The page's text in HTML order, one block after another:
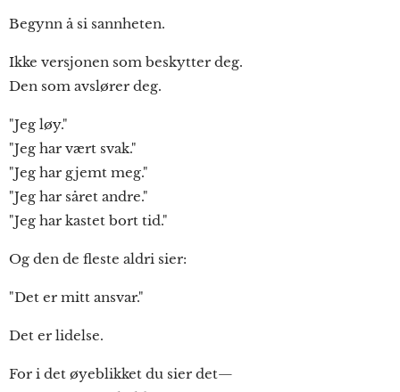
Begynn å si sannheten.
Ikke versjonen som beskytter deg.
Den som avslører deg.
"Jeg løy."
"Jeg har vært svak."
"Jeg har gjemt meg."
"Jeg har såret andre."
"Jeg har kastet bort tid."
Og den de fleste aldri sier:
"Det er mitt ansvar."
Det er lidelse.
For i det øyeblikket du sier det—